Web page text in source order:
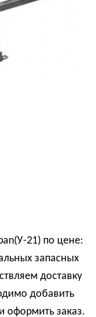
21) по цене:
запасных
доставку
добавить
оформить заказ.